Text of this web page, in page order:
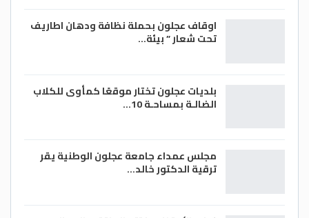
اوقاف عجلون بحملة نظافة ودهان اطاريف
تحت شعار ” بيئة…
بلديات عجلون تختار موقعًا كمأوى للكلاب
الضالـة بمساحـة 10…
مجلس عمداء جامعة عجلون الوطنية يقر
ترقية الدكتور خالد…